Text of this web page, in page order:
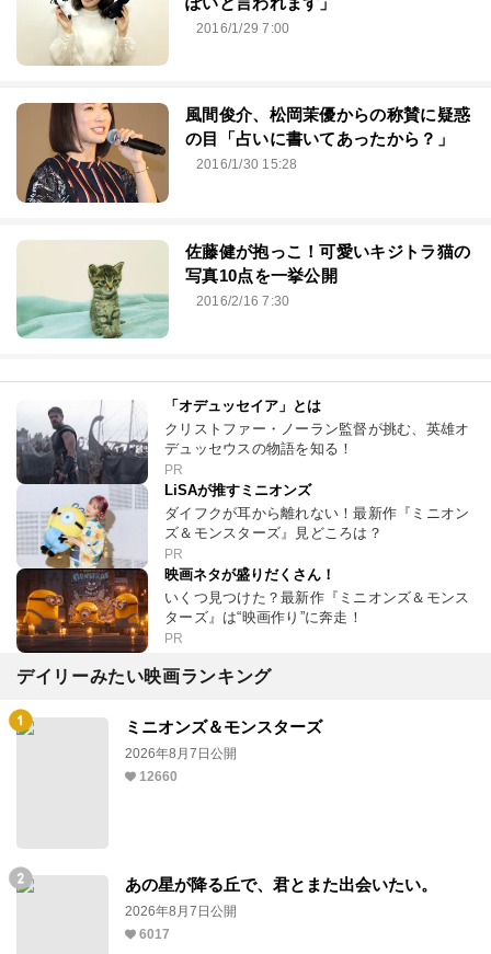
2016/1/29 7:00
風間俊介、松岡茉優からの称賛に疑惑
の目「占いに書いてあったから？」
2016/1/30 15:28
佐藤健が抱っこ！可愛いキジトラ猫の
写真10点を一挙公開
2016/2/16 7:30
「オデュッセイア」とは
クリストファー・ノーラン監督が挑む、英雄オ
デュッセウスの物語を知る！
PR
LiSAが推すミニオンズ
ダイフクが耳から離れない！最新作『ミニオン
ズ＆モンスターズ』見どころは？
PR
映画ネタが盛りだくさん！
いくつ見つけた？最新作『ミニオンズ＆モンス
ターズ』は“映画作り”に奔走！
PR
デイリーみたい映画ランキング
ミニオンズ＆モンスターズ
2026年8月7日公開
12660
あの星が降る丘で、君とまた出会いたい。
2026年8月7日公開
6017